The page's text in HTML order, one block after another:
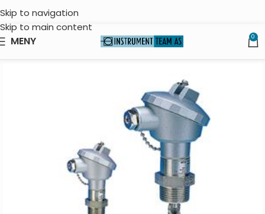
Skip to navigation
Skip to main content
MENY 0